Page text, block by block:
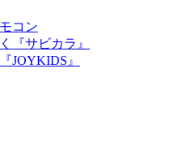
コン
『サビカラ』
JOYKIDS』